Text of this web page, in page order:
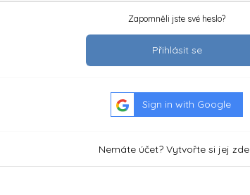
Zapomněli jste své heslo?
Přihlásit se
Sign in with Google
Nemáte účet? Vytvořte si jej zde